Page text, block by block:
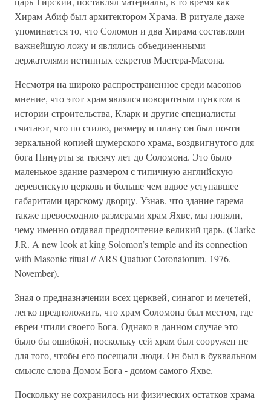
Хирам Абиф был архитектором Храма. В ритуале даже
упоминается то, что Соломон и два Хирама составляли
важнейшую ложу и являлись объединенными
держателями истинных секретов Мастера-Масона.
Несмотря на широко распространенное среди масонов
мнение, что этот храм являлся поворотным пунктом в
истории строительства, Кларк и другие специалисты
считают, что по стилю, размеру и плану он был почти
зеркальной копией шумерского храма, воздвигнутого для
бога Нинурты за тысячу лет до Соломона. Это было
маленькое здание размером с типичную английскую
деревенскую церковь и больше чем вдвое уступавшее
габаритами царскому дворцу. Узнав, что здание гарема
также превосходило размерами храм Яхве, мы поняли,
чему именно отдавал предпочтение великий царь. (Clarke
J.R. A new look at king Solomon’s temple and its connection
with Masonic ritual // ARS Quatuor Coronatorum. 1976.
November).
Зная о предназначении всех церквей, синагог и мечетей,
легко предположить, что храм Соломона был местом, где
евреи чтили своего Бога. Однако в данном случае это
было бы ошибкой, поскольку сей храм был сооружен не
для того, чтобы его посещали люди. Он был в буквальном
смысле слова Домом Бога - домом самого Яхве.
Поскольку не сохранилось ни физических остатков храма